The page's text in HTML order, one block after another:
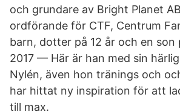
och grundare av Bright Planet
ordförande för CTF, Centrum
barn, dotter på 12 år och en son
2017 — Här är han med sin
Nylén, även hon tränings och
har hittat ny inspiration för att
till max.